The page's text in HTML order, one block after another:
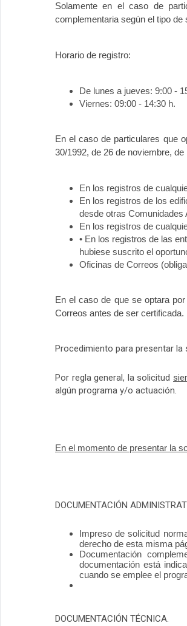
Solamente en el caso de
complementaria según el tipo
Horario de registro:
De lunes a jueves: 9:00 -
Viernes: 09:00 - 14:30 h.
En el caso de particulares que
30/1992, de 26 de noviembre,
En los registros de
En los registros de los
desde otras Comunidades
En los registros de
• En los registros de las
hubiese suscrito el
Oficinas de Correos
En el caso de que se optara
Correos antes de ser certificada.
Procedimiento para presentar la
Por regla general, la solicitud
algún programa y/o actuación.
En el momento de presentar la
DOCUMENTACIÓN
Impreso de solicitud
derecho de esta misma
Documentación
documentación está
cuando se emplee el
DOCUMENTACIÓN TÉCNICA.